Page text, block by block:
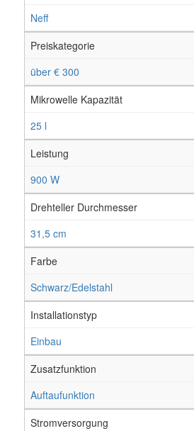
Neff
Preiskategorie
über € 300
Mikrowelle Kapazität
25 l
Leistung
900 W
Drehteller Durchmesser
31,5 cm
Farbe
Schwarz/Edelstahl
Installationstyp
Einbau
Zusatzfunktion
Auftaufunktion
Stromversorgung